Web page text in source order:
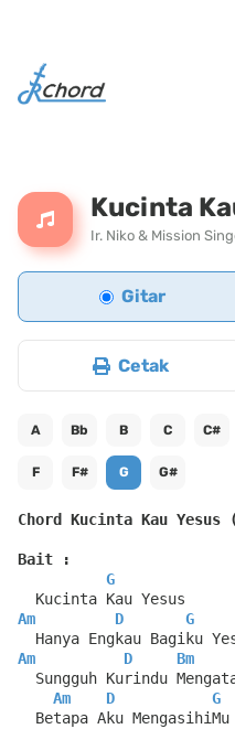
Kucinta
Ir. Niko & Mission
Gitar
Cetak
A Bb B C C#
F F# G G#
Chord Kucinta Kau
Bait :
G
  Kucinta Kau Yesus
Am
D
G
Hanya Engkau Bagiku
Am
D Bm
Sungguh Kurindu
Am
D G
  Betapa Aku MengasihiMu